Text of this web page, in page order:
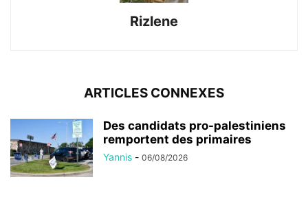
Rizlene
ARTICLES CONNEXES
Des candidats pro-palestiniens
remportent des primaires
Yannis - 06/08/2026